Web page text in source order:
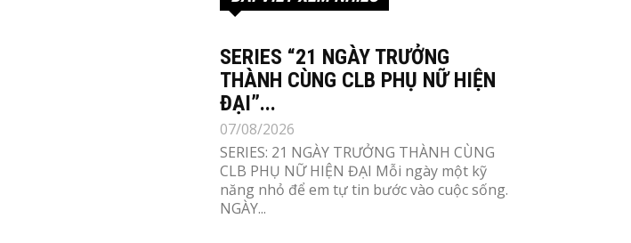
SERIES “21 NGÀY TRƯỞNG
THÀNH CÙNG CLB PHỤ NỮ HIỆN
ĐẠI”...
07/08/2026
SERIES: 21 NGÀY TRƯỞNG THÀNH CÙNG
CLB PHỤ NỮ HIỆN ĐẠI Mỗi ngày một kỹ
năng nhỏ để em tự tin bước vào cuộc sống.
NGÀY...